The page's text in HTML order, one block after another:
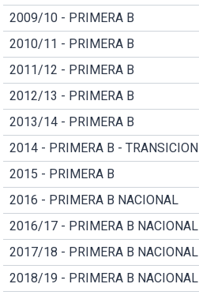
2009/10 - PRIMERA B
2010/11 - PRIMERA B
2011/12 - PRIMERA B
2012/13 - PRIMERA B
2013/14 - PRIMERA B
2014 - PRIMERA B - TRANSICION
2015 - PRIMERA B
2016 - PRIMERA B NACIONAL
2016/17 - PRIMERA B NACIONAL
2017/18 - PRIMERA B NACIONAL
2018/19 - PRIMERA B NACIONAL